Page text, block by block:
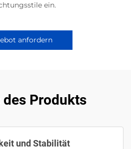
ein.
anfordern
Produkts
und Stabilität